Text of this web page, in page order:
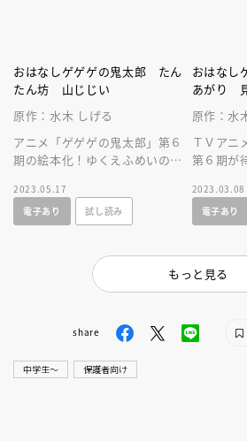
おはなしゲゲゲの鬼太郎 たん
たん坊 山じじい
原作：水木 しげる
アニメ「ゲゲゲの鬼太郎」第６
期の絵本化！ゆくえふめいの子
載で、ひとり読みにも。妖怪ず
かん掲載！
2023.05.17
電子あり
試し読み
おはな
あがり
原作：水
ＴＶアニ
第６期が
ひとり読
んも掲載！
2023.03.08
電子あり
もっと見る
share
中学生〜 保護者向け